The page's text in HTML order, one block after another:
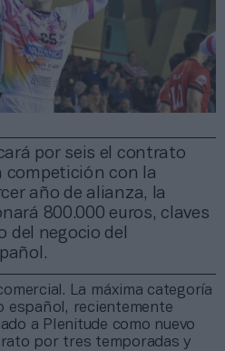
por seis el contrato
competición con la
año de alianza, la
800.000 euros, claves
del negocio del
La máxima categoría
español, recientemente
a Plenitude como nuevo
por tres temporadas y